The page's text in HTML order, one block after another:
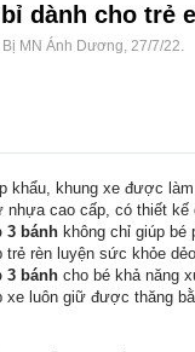
dành cho trẻ
Bị MN Ánh Dương, 27/7/22.
khẩu, khung xe được
cao cấp, có thiết
3 bánh không chỉ giúp
trẻ rèn luyện sức khỏe
3 bánh cho bé khả năng
xe luôn giữ được thăng